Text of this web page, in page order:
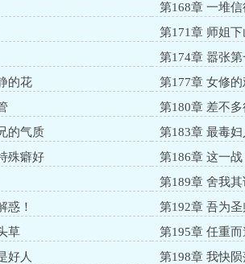
第168章 一堆信
第171章 师姐下
第174章 嚣张第
的花
第177章 女修
第180章 差不多
的气质
第183章 最毒妇
殊癖好
第186章 这一战
第189章 舍我其
惑！
第192章 吾为圣
草
第195章 任重而
好人
第198章 我快陨